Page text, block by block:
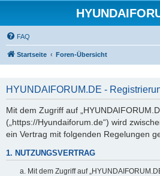
FAQ
Startseite Foren-Übersicht
HYUNDAIFORUM.DE -
Mit dem Zugriff auf
(„https://Hyundaiforum.de“) wird
ein Vertrag mit folgenden Regelungen
1. NUTZUNGSVERTRAG
Mit dem Zugriff auf